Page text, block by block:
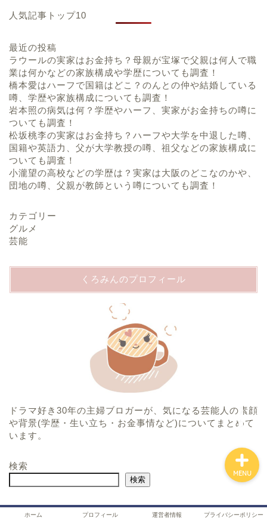
人気記事トップ10
最近の投稿
ラウールの実家はお金持ち？母親が宝塚で父親は何人で職
業は何かなどの家族構成や学歴についても調査！
橋本愛はハーフで国籍はどこ？のんとの仲や結婚している
噂、学歴や家族構成についても調査！
岩本照の病気は何？学歴やハーフ、実家がお金持ちの噂に
ついても調査！
松坂桃李の実家はお金持ち？ハーフや大学を中退した噂、
国籍や英語力、父が大学教授の噂、祖父などの家族構成に
ついても調査！
小瀧望の高校などの学歴は？実家は大阪のどこなのかや、
団地の噂、父親が教師という噂についても調査！
カテゴリー
グルメ
芸能
くろみんのプロフィール
ドラマ好き30年の主婦ブロガーが、気になる芸能人の素顔
や背景(学歴・生い立ち・お金事情など)についてまとめて
います。
検索
検索
記事一覧 プロフィール
ホーム プロフィール 運営者情報 プライバシーポリシー
MENU
プロフィール
運営者情報
プライバシーポリシー